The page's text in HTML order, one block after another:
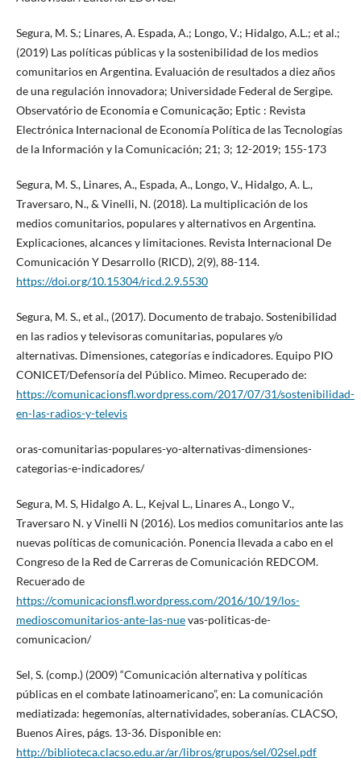
Segura, M. S.; Linares, A. Espada, A.; Longo, V.; Hidalgo, A.L.; et al.;
(2019) Las políticas públicas y la sostenibilidad de los medios
comunitarios en Argentina. Evaluación de resultados a diez años
de una regulación innovadora; Universidade Federal de Sergipe.
Observatório de Economia e Comunicação; Eptic : Revista
Electrónica Internacional de Economía Política de las Tecnologías
de la Información y la Comunicación; 21; 3; 12-2019; 155-173
Segura, M. S., Linares, A., Espada, A., Longo, V., Hidalgo, A. L.,
Traversaro, N., & Vinelli, N. (2018). La multiplicación de los
medios comunitarios, populares y alternativos en Argentina.
Explicaciones, alcances y limitaciones. Revista Internacional De
Comunicación Y Desarrollo (RICD), 2(9), 88-114.
https://doi.org/10.15304/ricd.2.9.5530
Segura, M. S., et al., (2017). Documento de trabajo. Sostenibilidad
en las radios y televisoras comunitarias, populares y/o
alternativas. Dimensiones, categorías e indicadores. Equipo PIO
CONICET/Defensoría del Público. Mimeo. Recuperado de:
https://comunicacionsfl.wordpress.com/2017/07/31/sostenibilidad-
en-las-radios-y-televis
oras-comunitarias-populares-yo-alternativas-dimensiones-
categorias-e-indicadores/
Segura, M. S, Hidalgo A. L., Kejval L., Linares A., Longo V.,
Traversaro N. y Vinelli N (2016). Los medios comunitarios ante las
nuevas políticas de comunicación. Ponencia llevada a cabo en el
Congreso de la Red de Carreras de Comunicación REDCOM.
Recuerado de
https://comunicacionsfl.wordpress.com/2016/10/19/los-
medioscomunitarios-ante-las-nuevas-politicas-de-
comunicacion/
Sel, S. (comp.) (2009) “Comunicación alternativa y políticas
públicas en el combate latinoamericano”, en: La comunicación
mediatizada: hegemonías, alternatividades, soberanías. CLACSO,
Buenos Aires, págs. 13-36. Disponible en:
http://biblioteca.clacso.edu.ar/ar/libros/grupos/sel/02sel.pdf